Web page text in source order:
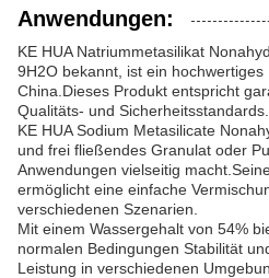
Anwendungen:
KE HUA Natriummetasilikat
9H2O bekannt, ist ein
China.Dieses Produkt entspricht
Qualitäts- und Sicherheitsstandards..
KE HUA Sodium Metasilicate
und frei fließendes Granulat oder
Anwendungen vielseitig
ermöglicht eine einfache
verschiedenen Szenarien.
Mit einem Wassergehalt von 54%
normalen Bedingungen Stabilität
Leistung in verschiedenen